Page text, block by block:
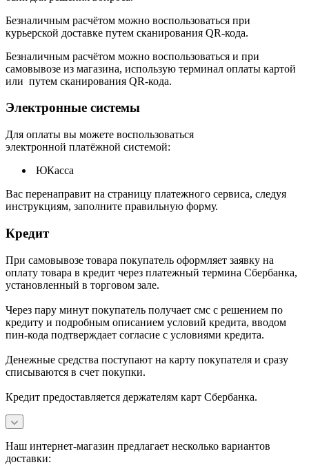
Безналичным расчётом можно воспользоваться при
курьерской доставке путем сканирования QR-кода.
Безналичным расчётом можно воспользоваться и при
самовывозе из магазина, использую терминал оплаты картой
или путем сканирования QR-кода.
Электронные системы
Для оплаты вы можете воспользоваться
электронной платёжной системой:
ЮКасса
Вас перенаправит на страницу платежного сервиса, следуя
инструкциям, заполните правильную форму.
Кредит
При самовывозе товара покупатель оформляет заявку на
оплату товара в кредит через платежный термина Сбербанка,
установленный в торговом зале.
Через пару минут покупатель получает смс с решением по
кредиту и подробным описанием условий кредита, вводом
пин-кода подтверждает согласие с условиями кредита.
Денежные средства поступают на карту покупателя и сразу
списываются в счет покупки.
Кредит предоставляется держателям карт Сбербанка.
Наш интернет-магазин предлагает несколько вариантов
доставки: